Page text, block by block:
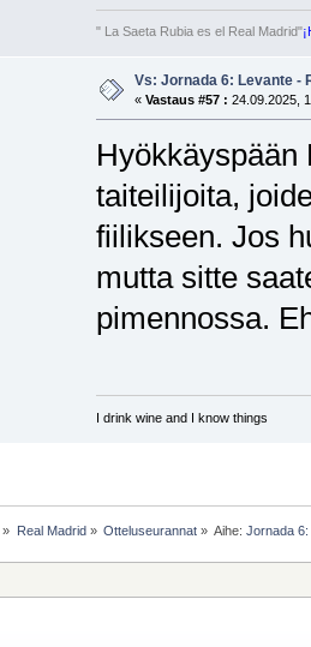
" La Saeta Rubia es el Real Madrid"
Vs: Jornada 6: Levante -
« Vastaus #57 : 24.09.2025,
Hyökkäyspään
taiteilijoita,
fiilikseen. Jos
mutta sitte
pimennossa.
I drink wine and I know things
» Real Madrid» Otteluseurannat» Aihe:Jornada